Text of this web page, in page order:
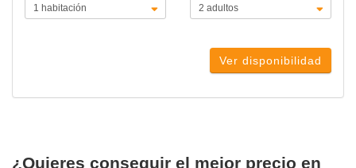
Ver disponibilidad
¿Quieres conseguir el mejor precio en